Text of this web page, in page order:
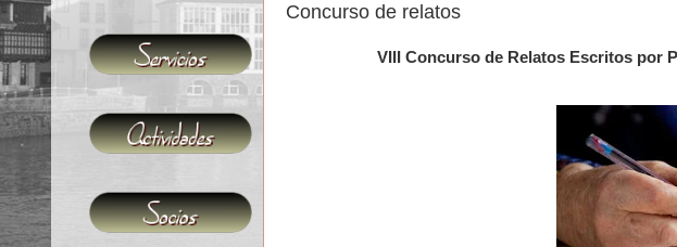
Concurso de relatos
VIII Concurso de Relatos Escritos por